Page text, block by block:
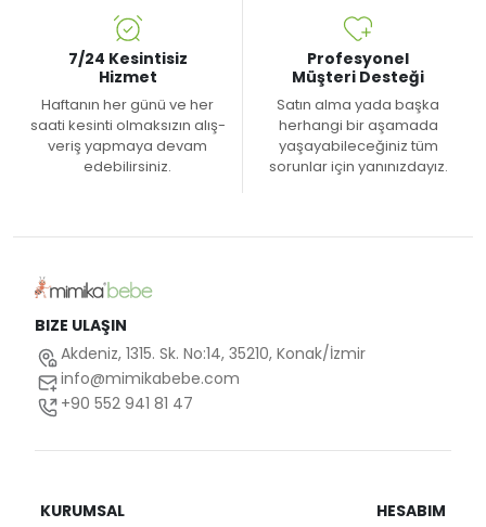
7/24 Kesintisiz
Hizmet
Haftanın her günü ve her
saati kesinti olmaksızın alış-
veriş yapmaya devam
edebilirsiniz.
Profesyonel
Müşteri Desteği
Satın alma yada başka
herhangi bir aşamada
yaşayabileceğiniz tüm
sorunlar için yanınızdayız.
BIZE ULAŞIN
Akdeniz, 1315. Sk. No:14, 35210, Konak/İzmir
info@mimikabebe.com
+90 552 941 81 47
KURUMSAL
HESABIM